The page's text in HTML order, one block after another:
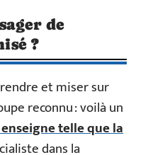
de
?
et miser sur
reconnu : voilà un
telle que la
dans la